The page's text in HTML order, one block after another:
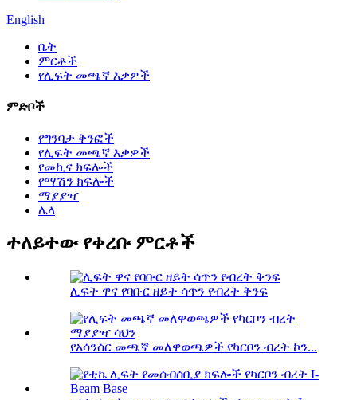
English
ቤት
ምርቶች
የሊፍት መጫኛ እቃዎች
ምድቦች
የግንባታ ቅንፎች
የሊፍት መጫኛ እቃዎች
የመኪና ክፍሎች
የማሽን ክፍሎች
ማያያዣ
ሌላ
ተለይተው የቀረቡ ምርቶች
ሊፍት ዋና የባቡር ዘይት ሳጥን የብረት ቅንፍ
የአሳንሰር መጫኛ መለዋወጫዎች የካርቦን ብረት ኮን...